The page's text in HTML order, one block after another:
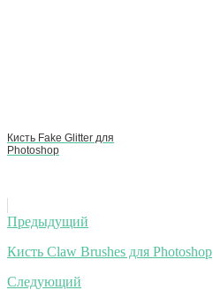
Кисть Fake Glitter для
Photoshop
Навигация
по
записям
Предыдущий
Кисть Claw Brushes для Photoshop
Следующий